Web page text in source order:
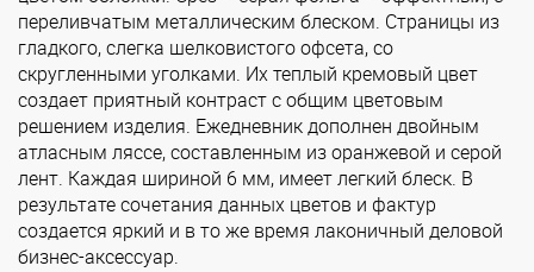
переливчатым металлическим блеском. Страницы из
гладкого, слегка шелковистого офсета, со
скругленными уголками. Их теплый кремовый цвет
создает приятный контраст с общим цветовым
решением изделия. Ежедневник дополнен двойным
атласным ляссе, составленным из оранжевой и серой
лент. Каждая шириной 6 мм, имеет легкий блеск. В
результате сочетания данных цветов и фактур
создается яркий и в то же время лаконичный деловой
бизнес-аксессуар.